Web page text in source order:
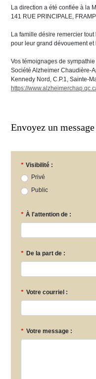
La direction a été confiée à la
141 RUE PRINCIPALE,
La famille désire remercier
pour leur grand dévouement
Vos témoignages de
Société Alzheimer Chaudière-
Kennedy Nord, C.P.1, Sainte-
https://
Envoyez un
* Visibilité :
Privé
Public
* À l'attention de :
* De la part de :
* Votre courriel :
* Votre message :